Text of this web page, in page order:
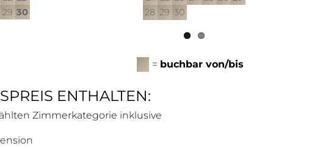
29 30
28 29 30
= buchbar von/bis
ENTHALTEN:
Zimmerkategorie inklusive